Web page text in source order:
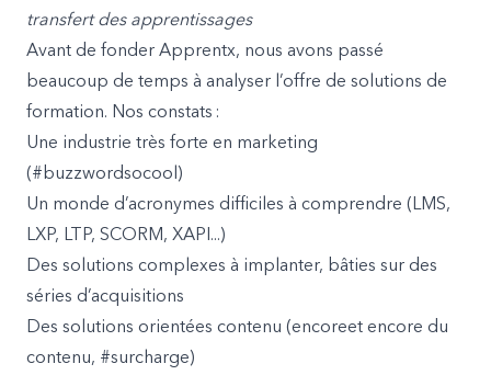
transfert des apprentissages
Avant de fonder Apprentx, nous avons passé
beaucoup de temps à analyser l’offre de solutions de
formation. Nos constats :
Une industrie très forte en marketing
(#buzzwordsocool)
Un monde d’acronymes difficiles à comprendre (LMS,
LXP, LTP, SCORM, XAPI...)
Des solutions complexes à implanter, bâties sur des
séries d’acquisitions
Des solutions orientées contenu (encoreet encore du
contenu, #surcharge)